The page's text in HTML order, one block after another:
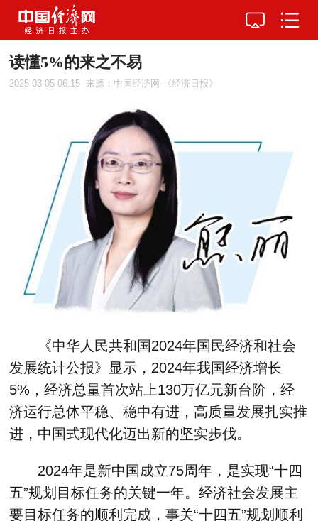
读懂5%的来之不易
2025-03-05 06:15 来源：中国经济网-《经济日报》
《中华人民共和国2024年国民经济和社会
发展统计公报》显示，2024年我国经济增长
5%，经济总量首次站上130万亿元新台阶，经
济运行总体平稳、稳中有进，高质量发展扎实推
进，中国式现代化迈出新的坚实步伐。
2024年是新中国成立75周年，是实现“十四
五”规划目标任务的关键一年。经济社会发展主
要目标任务的顺利完成，事关“十四五”规划顺利